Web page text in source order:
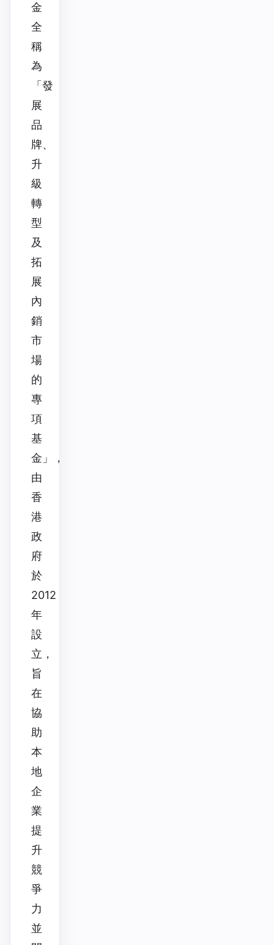
金
全
稱
為
「發
展
品
牌、
升
級
轉
型
及
拓
展
內
銷
市
場
的
專
項
基
金」，
由
香
港
政
府
於
2012
年
設
立，
旨
在
協
助
本
地
企
業
提
升
競
爭
力
並